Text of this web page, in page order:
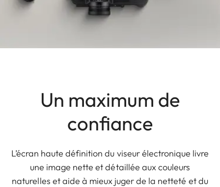
Un maximum de
confiance
L’écran haute définition du viseur électronique livre
une image nette et détaillée aux couleurs
naturelles et aide à mieux juger de la netteté et du